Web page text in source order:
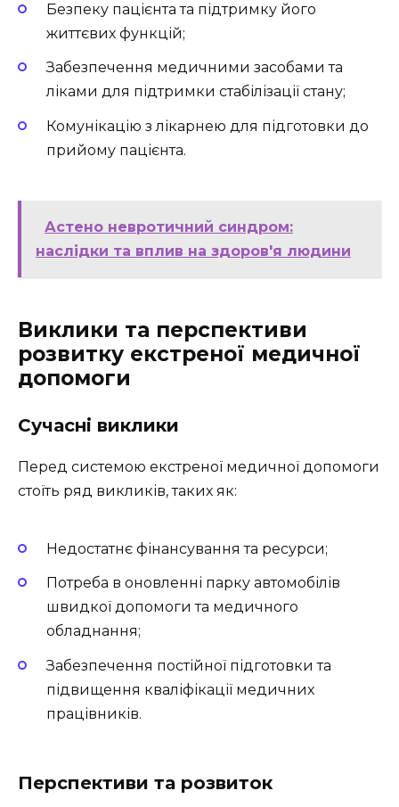
Безпеку пацієнта та підтримку його
життєвих функцій;
Забезпечення медичними засобами та
ліками для підтримки стабілізації стану;
Комунікацію з лікарнею для підготовки до
прийому пацієнта.
Астено невротичний синдром:
наслідки та вплив на здоров'я людини
Виклики та перспективи
розвитку екстреної медичної
допомоги
Сучасні виклики
Перед системою екстреної медичної допомоги
стоїть ряд викликів, таких як:
Недостатнє фінансування та ресурси;
Потреба в оновленні парку автомобілів
швидкої допомоги та медичного
обладнання;
Забезпечення постійної підготовки та
підвищення кваліфікації медичних
працівників.
Перспективи та розвиток